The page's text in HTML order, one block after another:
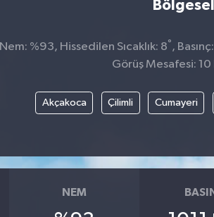
Nem: %93, Hissedilen Sıcaklık: 8° ,
Görüş Mesafesi: 10
Akçakoca Çilimli Cumayeri
NEM